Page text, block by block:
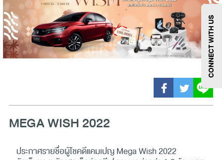
บริการ
เมกา สมาร์ท คิดส์ กีฬา
ซูเปอร์มาร์เก็ต
แกดเจ็ตและเทคโนโลยี
สุขภาพและความงาม
@Megabangna
CONNECT WITH US
MEGA WISH 2022
ประกาศรายชื่อผู้โชคดีแคมเปญ Mega Wish 2022